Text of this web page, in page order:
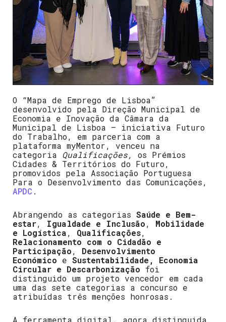
O “Mapa de Emprego de Lisboa”
desenvolvido pela Direção Municipal de
Economia e Inovação da Câmara da
Municipal de Lisboa – iniciativa Futuro
do Trabalho, em parceria com a
plataforma myMentor, venceu na
categoria Qualificações, os Prémios
Cidades & Territórios do Futuro,
promovidos pela Associação Portuguesa
Para o Desenvolvimento das Comunicações,
APDC .
Abrangendo as categorias Saúde e Bem-
estar, Igualdade e Inclusão,
Mobilidade
e Logística, Qualificações,
Relacionamento com o Cidadão e
Participação, Desenvolvimento
Económico e Sustentabilidade, Economia
Circular e Descarbonização foi
distinguido um projeto vencedor em cada
uma das sete categorias a concurso e
atribuídas três menções honrosas.
A ferramenta digital, agora distinguida